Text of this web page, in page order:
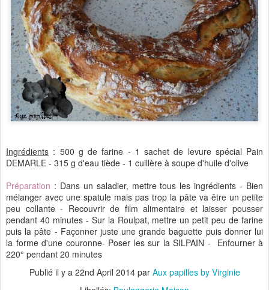
Ingrédients : 500 g de farine - 1 sachet de levure spécial Pain
DEMARLE - 315 g d'eau tiède - 1 cuillère à soupe d'huile d'olive
Préparation : Dans un saladier, mettre tous les ingrédients - Bien
mélanger avec une spatule mais pas trop la pâte va être un petite
peu collante - Recouvrir de film alimentaire et laisser pousser
pendant 40 minutes - Sur la Roulpat, mettre un petit peu de farine
puis la pâte - Façonner juste une grande baguette puis donner lui
la forme d'une couronne- Poser les sur la SILPAIN - Enfourner à
220° pendant 20 minutes
Publié il y a 22nd April 2014par Aux papilles by Virginie